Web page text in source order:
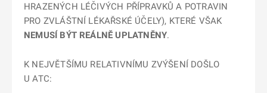
HRAZENÝCH LÉČIVÝCH PŘÍPRAVKŮ A POTRAVIN
PRO ZVLÁŠTNÍ LÉKAŘSKÉ ÚČELY), KTERÉ VŠAK
NEMUSÍ BÝT REÁLNĚ UPLATNĚNY.
K NEJVĚTŠÍMU RELATIVNÍMU ZVÝŠENÍ DOŠLO
U ATC: